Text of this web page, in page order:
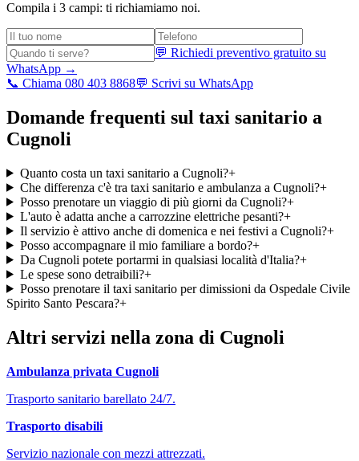
Compila i 3 campi: ti richiamiamo noi.
💬 Richiedi preventivo gratuito su
WhatsApp →
📞 Chiama 080 403 8868💬 Scrivi su WhatsApp
Domande frequenti sul taxi sanitario a
Cugnoli
Quanto costa un taxi sanitario a Cugnoli?+
Che differenza c'è tra taxi sanitario e ambulanza a Cugnoli?+
Posso prenotare un viaggio di più giorni da Cugnoli?+
L'auto è adatta anche a carrozzine elettriche pesanti?+
Il servizio è attivo anche di domenica e nei festivi a Cugnoli?+
Posso accompagnare il mio familiare a bordo?+
Da Cugnoli potete portarmi in qualsiasi località d'Italia?+
Le spese sono detraibili?+
Posso prenotare il taxi sanitario per dimissioni da Ospedale Civile
Spirito Santo Pescara?+
Altri servizi nella zona di Cugnoli
Ambulanza privata Cugnoli
Trasporto sanitario barellato 24/7.
Trasporto disabili
Servizio nazionale con mezzi attrezzati.